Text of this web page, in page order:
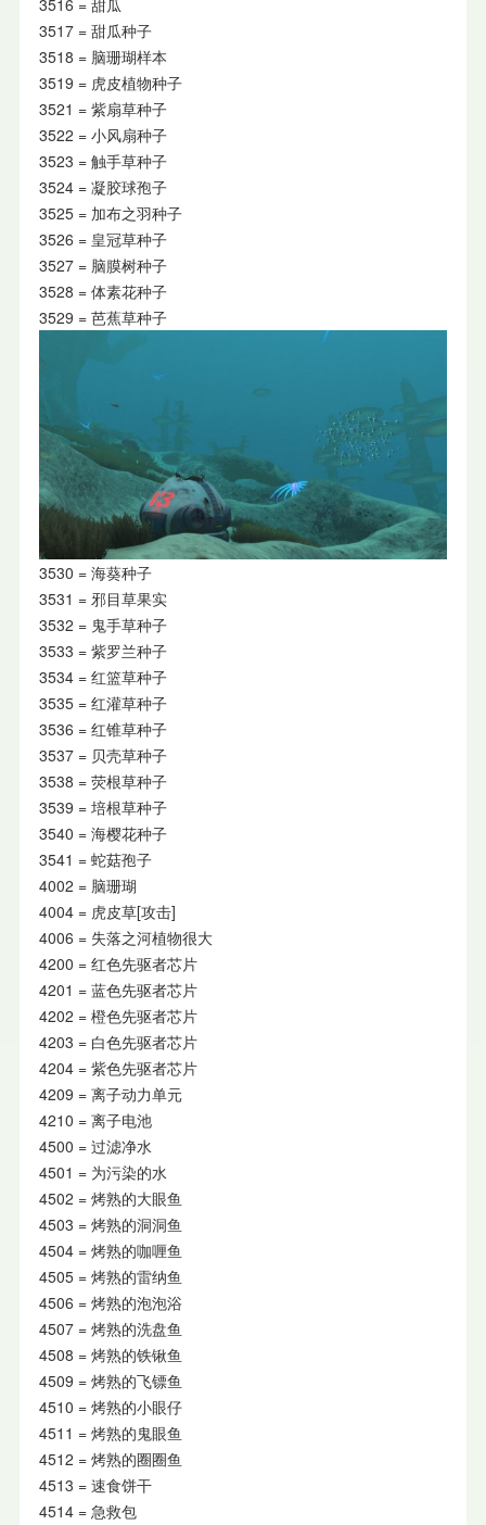
3516 = 甜瓜
3517 = 甜瓜种子
3518 = 脑珊瑚样本
3519 = 虎皮植物种子
3521 = 紫扇草种子
3522 = 小风扇种子
3523 = 触手草种子
3524 = 凝胶球孢子
3525 = 加布之羽种子
3526 = 皇冠草种子
3527 = 脑膜树种子
3528 = 体素花种子
3529 = 芭蕉草种子
3530 = 海葵种子
3531 = 邪目草果实
3532 = 鬼手草种子
3533 = 紫罗兰种子
3534 = 红篮草种子
3535 = 红灌草种子
3536 = 红锥草种子
3537 = 贝壳草种子
3538 = 荧根草种子
3539 = 培根草种子
3540 = 海樱花种子
3541 = 蛇菇孢子
4002 = 脑珊瑚
4004 = 虎皮草[攻击]
4006 = 失落之河植物很大
4200 = 红色先驱者芯片
4201 = 蓝色先驱者芯片
4202 = 橙色先驱者芯片
4203 = 白色先驱者芯片
4204 = 紫色先驱者芯片
4209 = 离子动力单元
4210 = 离子电池
4500 = 过滤净水
4501 = 为污染的水
4502 = 烤熟的大眼鱼
4503 = 烤熟的洞洞鱼
4504 = 烤熟的咖喱鱼
4505 = 烤熟的雷纳鱼
4506 = 烤熟的泡泡浴
4507 = 烤熟的洗盘鱼
4508 = 烤熟的铁锹鱼
4509 = 烤熟的飞镖鱼
4510 = 烤熟的小眼仔
4511 = 烤熟的鬼眼鱼
4512 = 烤熟的圈圈鱼
4513 = 速食饼干
4514 = 急救包